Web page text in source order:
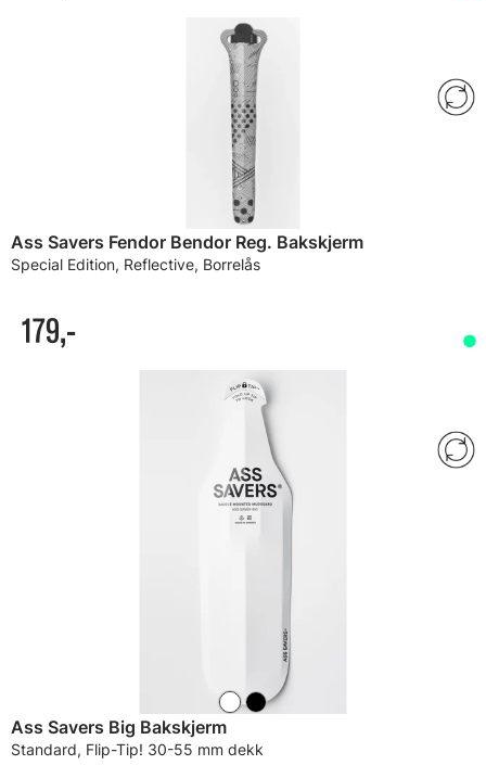
Ass Savers Fendor Bendor Reg. Bakskjerm
Special Edition, Reflective, Borrelås
179,-
Ass Savers Big Bakskjerm
Standard, Flip-Tip! 30-55 mm dekk